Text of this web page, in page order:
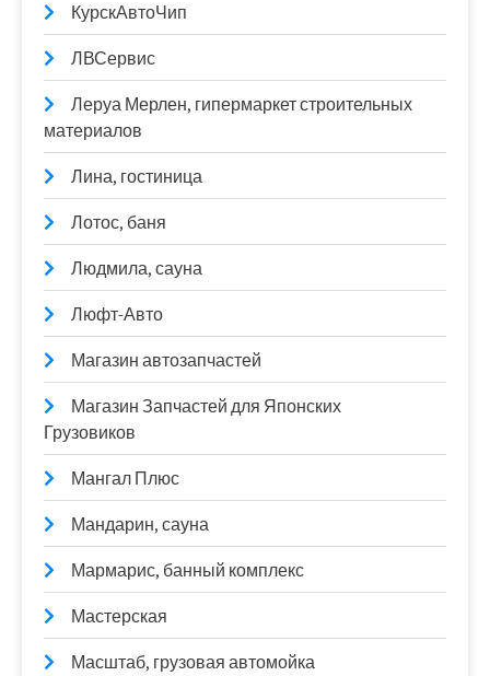
КурскАвтоЧип
ЛВСервис
Леруа Мерлен, гипермаркет строительных
материалов
Лина, гостиница
Лотос, баня
Людмила, сауна
Люфт-Авто
Магазин автозапчастей
Магазин Запчастей для Японских
Грузовиков
Мангал Плюс
Мандарин, сауна
Мармарис, банный комплекс
Мастерская
Масштаб, грузовая автомойка